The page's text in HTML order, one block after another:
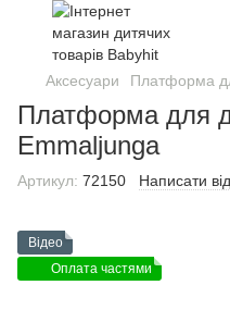
Аксесуари Платформа
Платформа для
Emmaljunga
Артикул: 72150 Написати
Відео
Оплата частями